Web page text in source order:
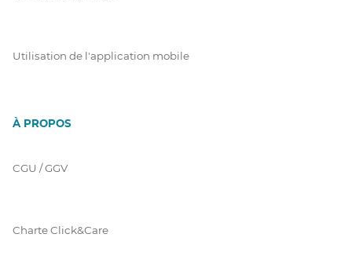
Utilisation de l'application mobile
À PROPOS
CGU / GGV
Charte Click&Care